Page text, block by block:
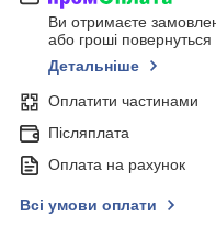
Ви отримаєте
або гроші
Детальніше
Оплатити частинами
Післяплата
Оплата на рахунок
Всі умови оплати